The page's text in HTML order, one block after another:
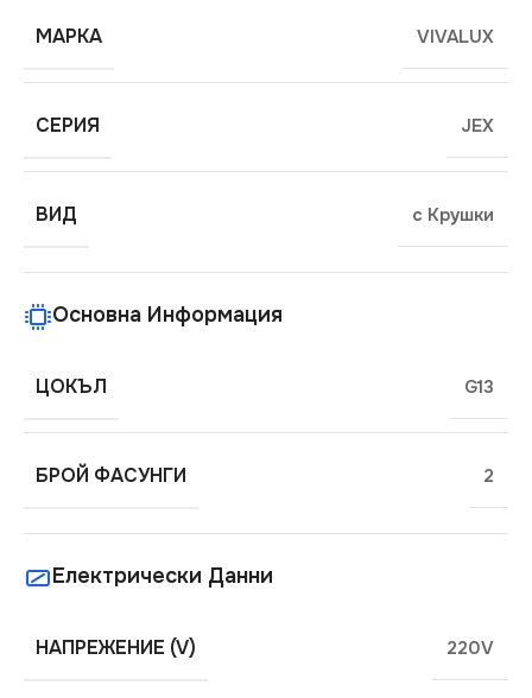
МАРКА VIVALUX
СЕРИЯ JEX
ВИД с Крушки
Основна Информация
ЦОКЪЛ G13
БРОЙ ФАСУНГИ 2
Електрически Данни
НАПРЕЖЕНИЕ (V) 220V